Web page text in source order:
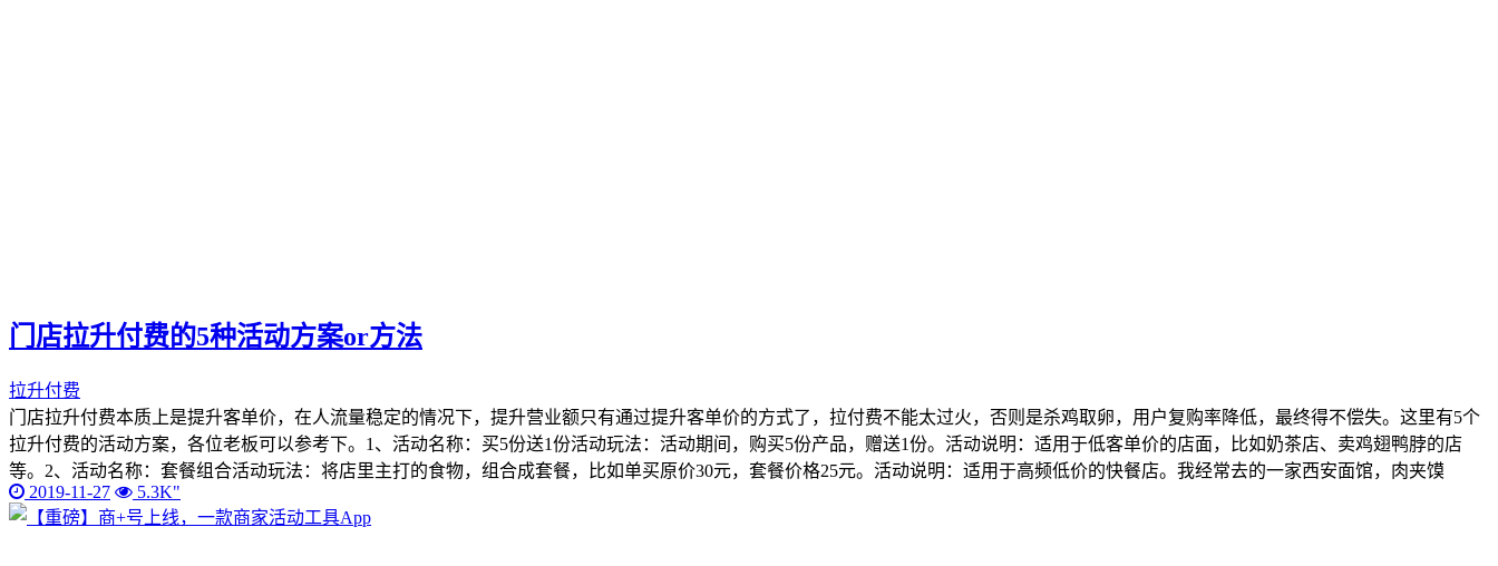
门店拉升付费的5种活动方案or方法
拉升付费
门店拉升付费本质上是提升客单价，在人流量稳定的情况下，提升营业额只有通过提升客单价的方式了，拉付费不能太过火，否则是杀鸡取卵，用户复购率降低，最终得不偿失。这里有5个
拉升付费的活动方案，各位老板可以参考下。1、活动名称：买5份送1份活动玩法：活动期间，购买5份产品，赠送1份。活动说明：适用于低客单价的店面，比如奶茶店、卖鸡翅鸭脖的店
等。2、活动名称：套餐组合活动玩法：将店里主打的食物，组合成套餐，比如单买原价30元，套餐价格25元。活动说明：适用于高频低价的快餐店。我经常去的一家西安面馆，肉夹馍
2019-11-27
5.3K"